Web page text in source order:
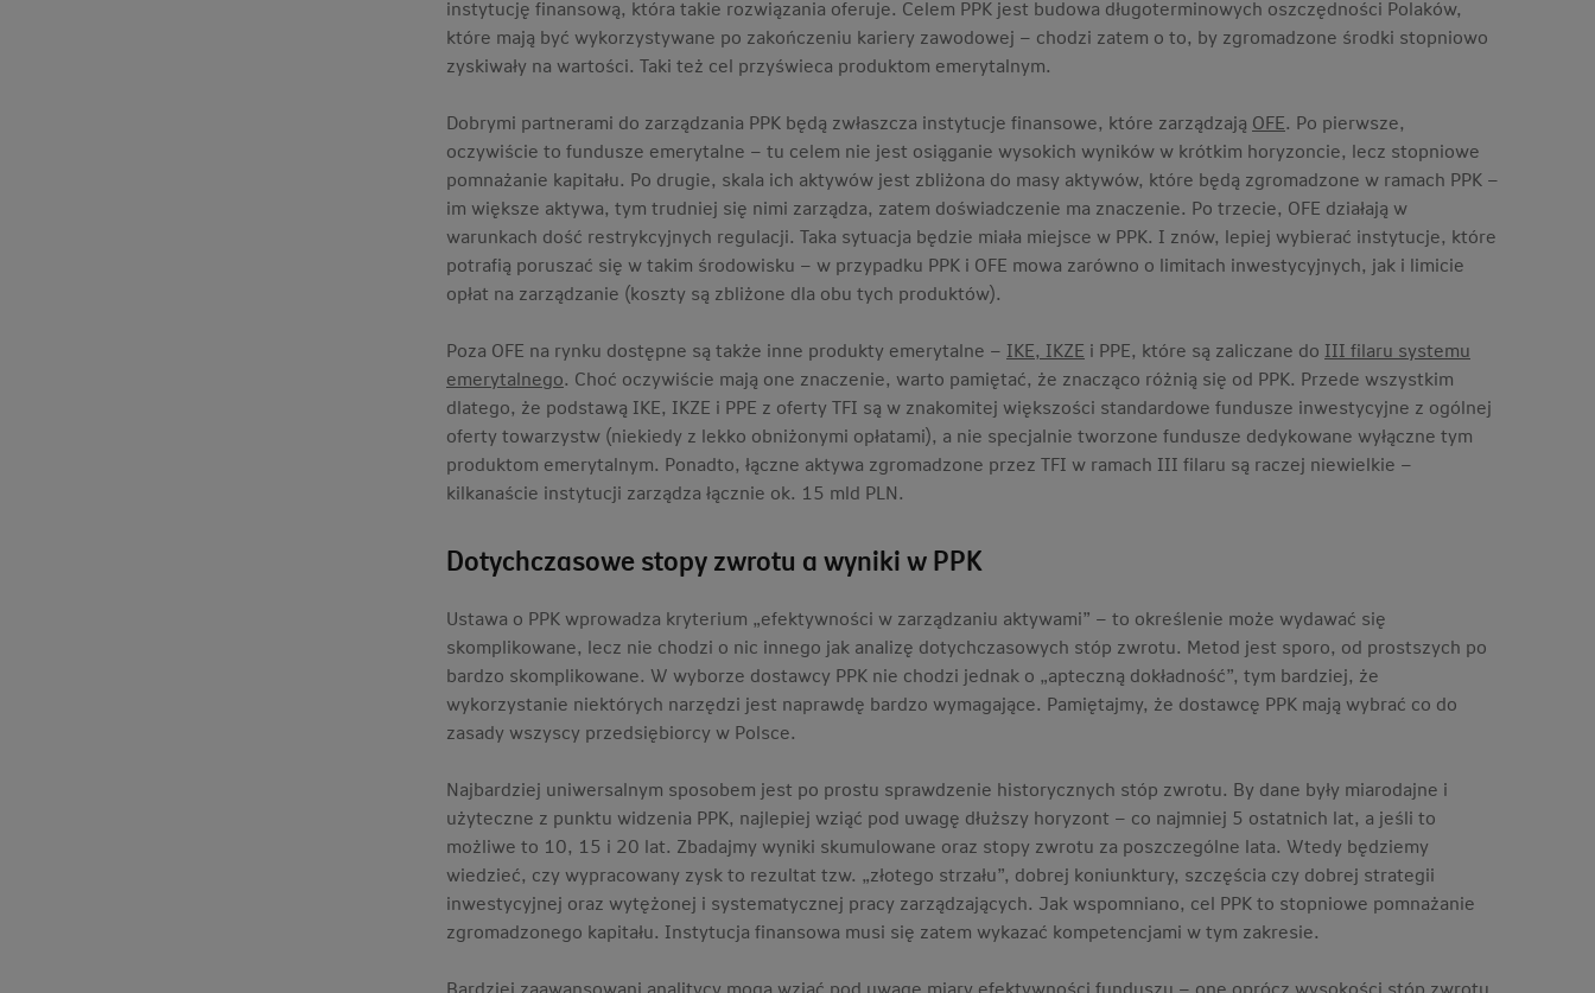
instytucję finansową, która takie rozwiązania oferuje. Celem PPK jest budowa długoterminowych oszczędności Polaków,
które mają być wykorzystywane po zakończeniu kariery zawodowej – chodzi zatem o to, by zgromadzone środki stopniowo
zyskiwały na wartości. Taki też cel przyświeca produktom emerytalnym.
Dobrymi partnerami do zarządzania PPK będą zwłaszcza instytucje finansowe, które zarządzają OFE. Po pierwsze,
oczywiście to fundusze emerytalne – tu celem nie jest osiąganie wysokich wyników w krótkim horyzoncie, lecz stopniowe
pomnażanie kapitału. Po drugie, skala ich aktywów jest zbliżona do masy aktywów, które będą zgromadzone w ramach PPK –
im większe aktywa, tym trudniej się nimi zarządza, zatem doświadczenie ma znaczenie. Po trzecie, OFE działają w
warunkach dość restrykcyjnych regulacji. Taka sytuacja będzie miała miejsce w PPK. I znów, lepiej wybierać instytucje, które
potrafią poruszać się w takim środowisku – w przypadku PPK i OFE mowa zarówno o limitach inwestycyjnych, jak i limicie
opłat na zarządzanie (koszty są zbliżone dla obu tych produktów).
Poza OFE na rynku dostępne są także inne produkty emerytalne – IKE, IKZE i PPE, które są zaliczane do III filaru systemu
emerytalnego. Choć oczywiście mają one znaczenie, warto pamiętać, że znacząco różnią się od PPK. Przede wszystkim
dlatego, że podstawą IKE, IKZE i PPE z oferty TFI są w znakomitej większości standardowe fundusze inwestycyjne z ogólnej
oferty towarzystw (niekiedy z lekko obniżonymi opłatami), a nie specjalnie tworzone fundusze dedykowane wyłączne tym
produktom emerytalnym. Ponadto, łączne aktywa zgromadzone przez TFI w ramach III filaru są raczej niewielkie –
kilkanaście instytucji zarządza łącznie ok. 15 mld PLN.
Dotychczasowe stopy zwrotu a wyniki w PPK
Ustawa o PPK wprowadza kryterium „efektywności w zarządzaniu aktywami” – to określenie może wydawać się
skomplikowane, lecz nie chodzi o nic innego jak analizę dotychczasowych stóp zwrotu. Metod jest sporo, od prostszych po
bardzo skomplikowane. W wyborze dostawcy PPK nie chodzi jednak o „apteczną dokładność”, tym bardziej, że
wykorzystanie niektórych narzędzi jest naprawdę bardzo wymagające. Pamiętajmy, że dostawcę PPK mają wybrać co do
zasady wszyscy przedsiębiorcy w Polsce.
Najbardziej uniwersalnym sposobem jest po prostu sprawdzenie historycznych stóp zwrotu. By dane były miarodajne i
użyteczne z punktu widzenia PPK, najlepiej wziąć pod uwagę dłuższy horyzont – co najmniej 5 ostatnich lat, a jeśli to
możliwe to 10, 15 i 20 lat. Zbadajmy wyniki skumulowane oraz stopy zwrotu za poszczególne lata. Wtedy będziemy
wiedzieć, czy wypracowany zysk to rezultat tzw. „złotego strzału”, dobrej koniunktury, szczęścia czy dobrej strategii
inwestycyjnej oraz wytężonej i systematycznej pracy zarządzających. Jak wspomniano, cel PPK to stopniowe pomnażanie
zgromadzonego kapitału. Instytucja finansowa musi się zatem wykazać kompetencjami w tym zakresie.
Bardziej zaawansowani analitycy mogą wziąć pod uwagę miary efektywności funduszu – one oprócz wysokości stóp zwrotu